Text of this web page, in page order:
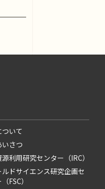
いて
さつ
利用研究センター（IRC）
ルドサイエンス研究企画セ
FSC）